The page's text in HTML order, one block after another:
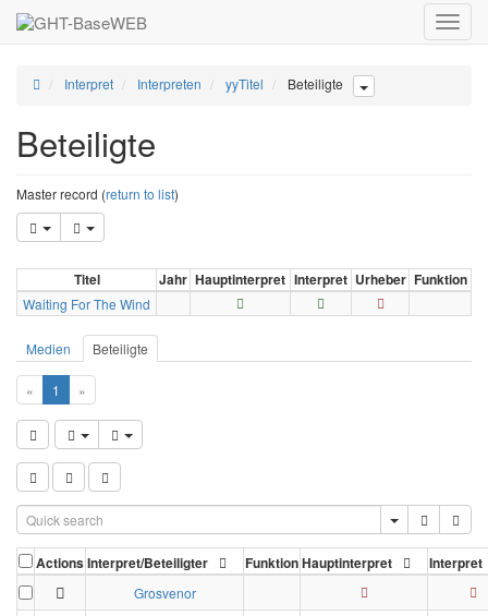
Toggle
Interpret Interpreten yyTitel Beteiligte
Beteiligte
Master record (return to list)
Titel Jahr Hauptinterpret Interpret Urheber Funktion
Waiting For The Wind
Medien Beteiligte
« 1 »
ActionsInterpret/Beteiligter FunktionHauptinterpret Interpret
Grosvenor